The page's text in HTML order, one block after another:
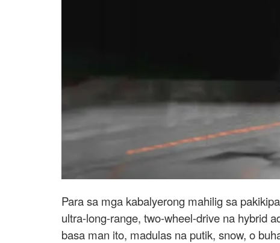
Para sa mga kabalyerong mahilig sa
ultra-long-range, two-wheel-drive na hybrid
basa man ito, madulas na putik, snow, o